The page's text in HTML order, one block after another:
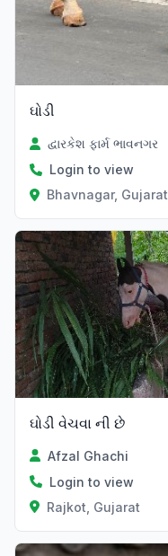
ઘોડી
દ્વારકેશ ફાર્મ ભાવનગર
Login to view
Bhavnagar, Gujarat
ઘોડી વેચવા ની છે
Afzal Ghachi
Login to view
Rajkot, Gujarat